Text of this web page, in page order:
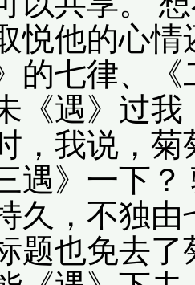
悦他的心
的七律、
《遇》过
，我说，
遇》一下
久，不独
题也免去